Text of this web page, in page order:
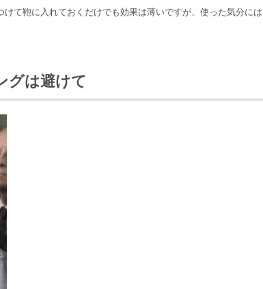
て鞄に入れておくだけでも効果は薄いですが、使った気分には
グは避けて